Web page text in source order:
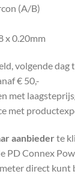
(A/B)
x 0.20mm
volgende dag
€ 50,-
met
met
aanbieder te
PD Connex
direct kunt